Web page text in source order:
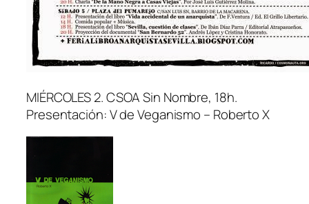
MIÉRCOLES 2. CSOA Sin Nombre, 18h.
Presentación: V de Veganismo – Roberto X